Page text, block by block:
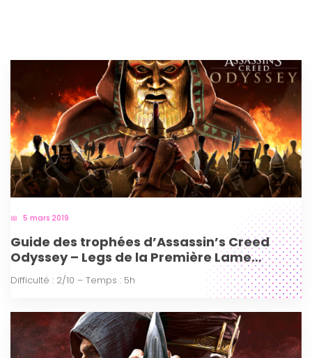
5 mars 2019
Guide des trophées d’Assassin’s Creed
Odyssey – Legs de la Première Lame
épisode 3 (PS4)
Difficulté : 2/10 – Temps : 5h